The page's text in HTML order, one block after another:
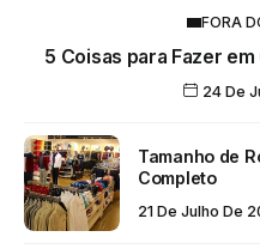
FORA
5 Coisas para Fazer
24 De
Tamanho de
Completo
21 De Julho De